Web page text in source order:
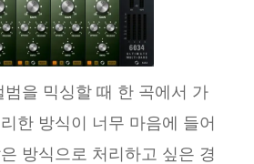
을 믹싱할 때 한 곡에서 가
한 방식이 너무 마음에 들어
방식으로 처리하고 싶은 경